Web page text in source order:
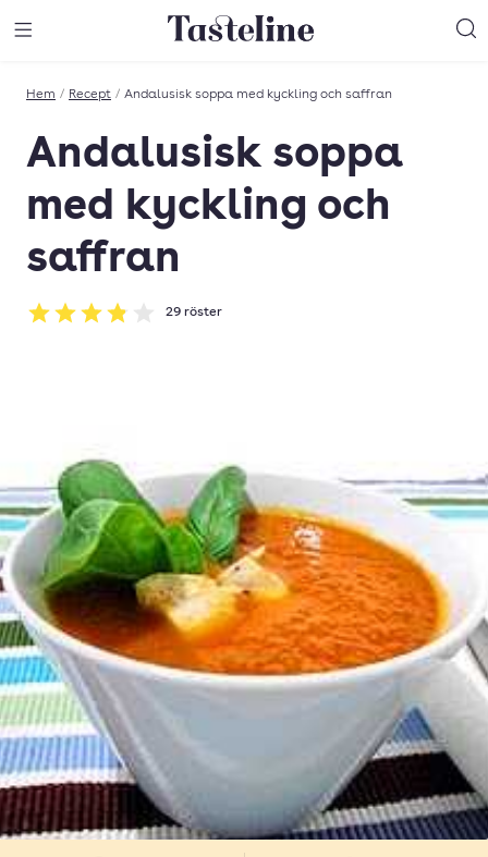
Till Tastelines startsida
Hem / Recept / Andalusisk soppa med kyckling och saffran
Andalusisk soppa
med kyckling och
saffran
Betyg: 3.86 av 5
29 röster